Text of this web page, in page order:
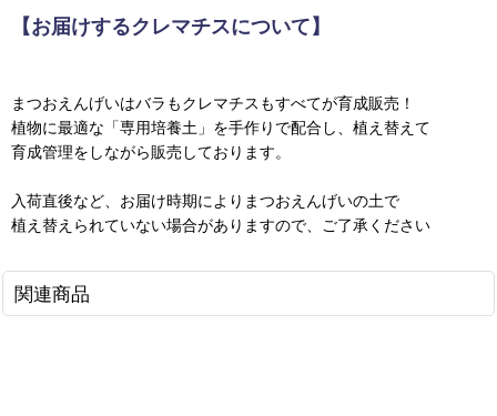
【お届けするクレマチスについて】
まつおえんげいはバラもクレマチスもすべてが育成販売！
植物に最適な「専用培養土」を手作りで配合し、植え替えて
育成管理をしながら販売しております。
入荷直後など、お届け時期によりまつおえんげいの土で
植え替えられていない場合がありますので、ご了承ください
関連商品